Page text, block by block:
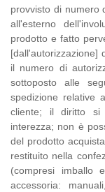
provvisto di numero
all'esterno
prodotto e fatto
[dall'autorizzazione]
il numero di
sottoposto alle
spedizione relative
cliente; il diritto si
interezza; non è
del prodotto
restituito nella
(compresi imballo
accessoria: